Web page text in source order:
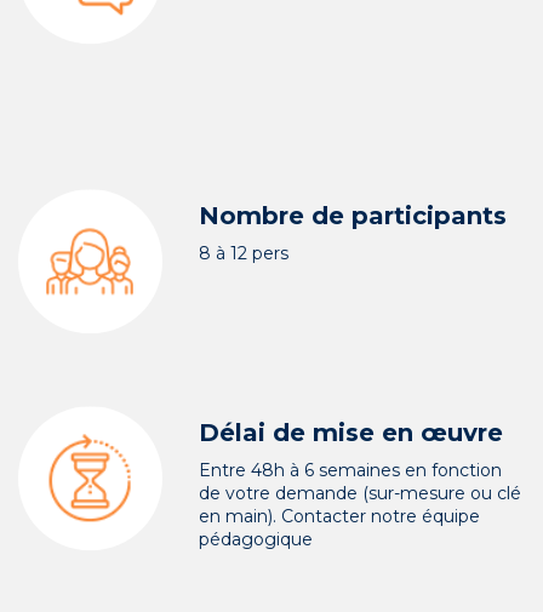
Nombre de participants
8 à 12 pers
Délai de mise en œuvre
Entre 48h à 6 semaines en fonction
de votre demande (sur-mesure ou clé
en main). Contacter notre équipe
pédagogique